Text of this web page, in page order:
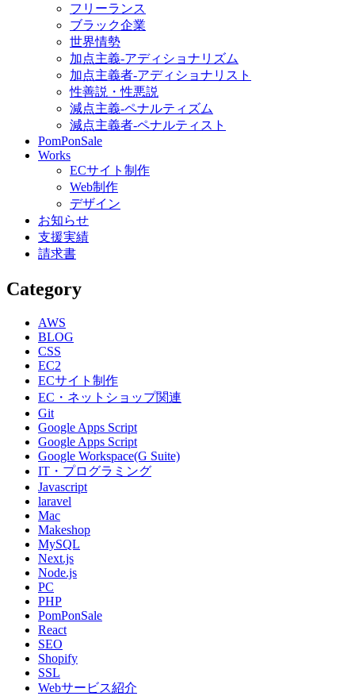
フリーランス
ブラック企業
世界情勢
加点主義-アディショナリズム
加点主義者-アディショナリスト
性善説・性悪説
減点主義-ペナルティズム
減点主義者-ペナルティスト
PomPonSale
Works
ECサイト制作
Web制作
デザイン
お知らせ
支援実績
請求書
Category
AWS
BLOG
CSS
EC2
ECサイト制作
EC・ネットショップ関連
Git
Google Apps Script
Google Apps Script
Google Workspace(G Suite)
IT・プログラミング
Javascript
laravel
Mac
Makeshop
MySQL
Next.js
Node.js
PC
PHP
PomPonSale
React
SEO
Shopify
SSL
Webサービス紹介